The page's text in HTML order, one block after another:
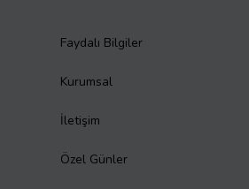
Faydalı Bilgiler
Kurumsal
İletişim
Özel Günler